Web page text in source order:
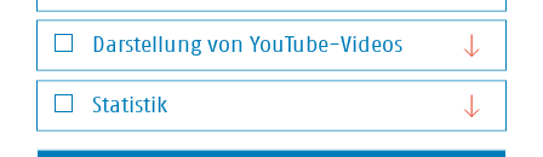
kommen gar nicht erst zustande. Weiteren
Anpassungsbedarf besteht u. a. bei der vorzeitigen
Schließung von Förderrunden im EEW-Förderwettbewerb.
Weitere Informationen zur EEW finden Sie hier
VKU wird sich weiterhin für eine praktikable
Notwendige Cookies
Darstellung von YouTube-Videos
Darstellung von YouTube-Videos
Statistik
Statistik